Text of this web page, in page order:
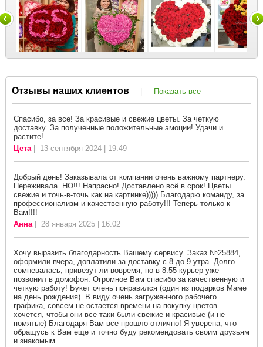
Отзывы наших клиентов | Показать все
Спасибо, за все! За красивые и свежие цветы. За четкую
доставку. За полученные положительные эмоции! Удачи и
растите!
Цета| 13 сентября 2024 | 19:49
Добрый день! Заказывала от компании очень важному партнеру.
Переживала. НО!!! Напрасно! Доставлено всё в срок! Цветы
свежие и точь-в-точь как на картинке))))) Благодарю команду, за
профессионализм и качественную работу!!! Теперь только к
Вам!!!!
Анна| 28 января 2025 | 16:02
Хочу выразить благодарность Вашему сервису. Заказ №25884,
оформили вчера, доплатили за доставку с 8 до 9 утра. Долго
сомневалась, привезут ли вовремя, но в 8:55 курьер уже
позвонил в домофон. Огромное Вам спасибо за качественную и
четкую работу! Букет очень понравился (один из подарков Маме
на день рождения). В виду очень загруженного рабочего
графика, совсем не остается времени на покупку цветов...
хочется, чтобы они все-таки были свежие и красивые (и не
помятые) Благодаря Вам все прошло отлично! Я уверена, что
обращусь к Вам еще и точно буду рекомендовать своим друзьям
и знакомым.